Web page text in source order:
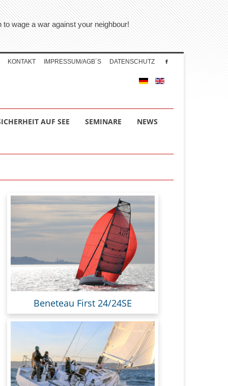
to wage a war against your neighbour!
KONTAKT IMPRESSUM/AGB´S DATENSCHUTZ
AUF SEE SEMINARE NEWS
Beneteau First 24/24SE